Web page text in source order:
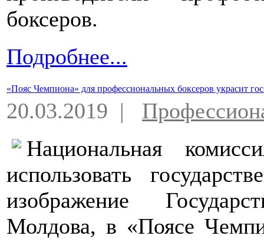
боксеров.
Подробнее...
«Пояс Чемпиона» для профессиональных боксеров
20.03.2019 |
Национальная
использовать
изображение
Молдова, в «Поясе